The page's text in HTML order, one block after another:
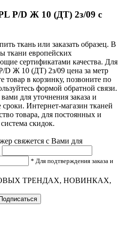
P/D Ж 10 (ДТ) 2з/09 с
ткань или заказать образец. В
ткани европейских
сертификатами качества. Для
D Ж 10 (ДТ) 2з/09 цена за метр
товар в корзинку, позвоните по
формой обратной связи.
для уточнения заказа и
Интернет-магазин тканей
товара, для постоянных и
скидок.
свяжется с Вами для
* Для подтверждения заказа и
ТРЕНДАХ, НОВИНКАХ,